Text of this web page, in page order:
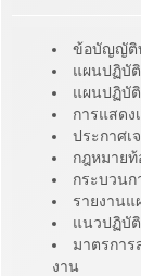
ข้อบัญญัติ
แผนปฏิบั
แผนปฏิบั
การแสด
ประกาศเ
กฎหมายท้
กระบวนก
รายงานแ
แนวปฏิบัติ
มาตรกา
งาน